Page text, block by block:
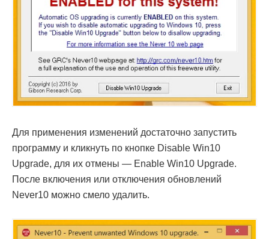
Для применения изменений достаточно запустить
программу и кликнуть по кнопке Disable Win10
Upgrade, для их отмены — Enable Win10 Upgrade.
После включения или отключения обновлений
Never10 можно смело удалить.